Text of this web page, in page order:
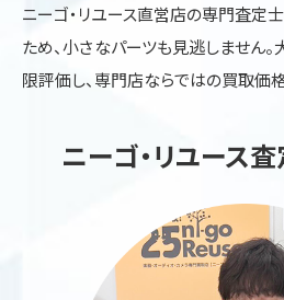
ニーゴ・リユース直営店の専門査定
ため、小さなパーツも見逃しません
限評価し、専門店ならではの買取価
ニーゴ・リユース